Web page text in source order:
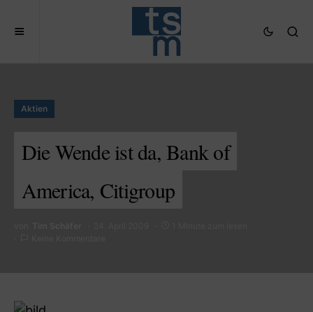
Aktien
Die Wende ist da, Bank of
America, Citigroup